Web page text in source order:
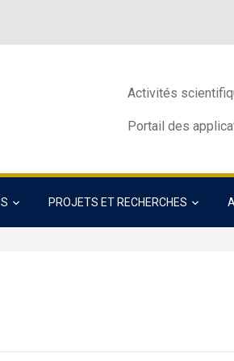
Activités
Portail des
PROJETS ET RECHERCHES